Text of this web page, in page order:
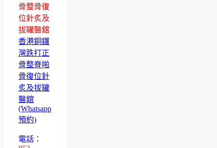
骨整骨復
位針炙及
拔罐醫舘
香港銅鑼
灣跌打正
骨整脊啪
骨復位針
炙及拔罐
醫舘
(Whatsapp
預約)
電話：